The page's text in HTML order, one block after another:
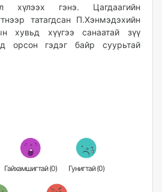
хүлээх гэнэ. Цагдаагийн
татагдсан П.Хэнмэдэхийн
хувьд хүүгээ санаатай зүү
орсон гэдэг байр суурьтай
Гайхамшигтай (0) Гунигтай (0)